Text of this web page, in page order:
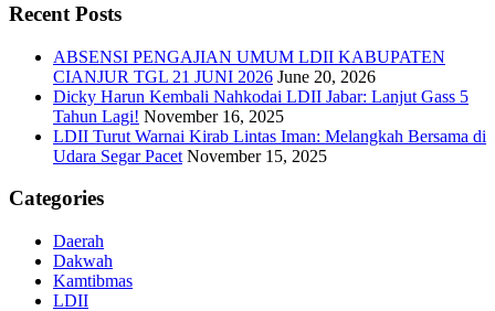
Recent Posts
ABSENSI PENGAJIAN UMUM LDII KABUPATEN
CIANJUR TGL 21 JUNI 2026 June 20, 2026
Dicky Harun Kembali Nahkodai LDII Jabar: Lanjut Gass 5
Tahun Lagi! November 16, 2025
LDII Turut Warnai Kirab Lintas Iman: Melangkah Bersama di
Udara Segar Pacet November 15, 2025
Categories
Daerah
Dakwah
Kamtibmas
LDII